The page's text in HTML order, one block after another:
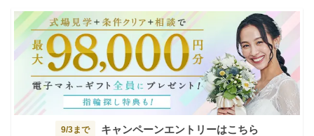
9/3まで キャンペーンエントリーはこちら